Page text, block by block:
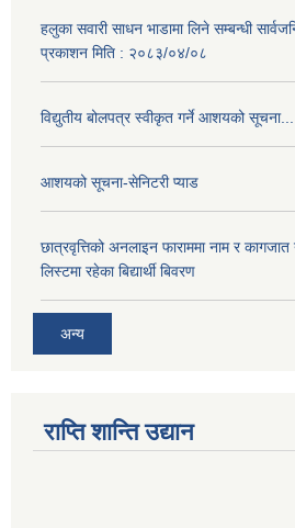
हलुका सवारी साधन भाडामा लिने सम्बन्धी
प्रकाशन मिति : २०८३/०४/०८
विद्युतीय बोलपत्र स्वीकृत गर्ने आशयको
आशयको सूचना-सेनिटरी प्याड
छात्रवृत्तिको अनलाइन फाराममा नाम र
लिस्टमा रहेका बिद्यार्थी बिवरण
अन्य
राप्ति शान्ति उद्यान